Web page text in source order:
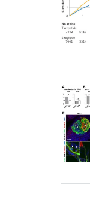
神经
治疗